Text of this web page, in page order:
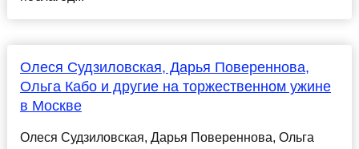
Олеся Судзиловская, Дарья Повереннова,
Ольга Кабо и другие на торжественном ужине
в Москве
Олеся Судзиловская, Дарья Повереннова, Ольга